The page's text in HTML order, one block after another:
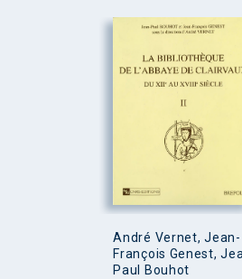
André Vernet, Jean-
François Genest,
Paul Bouhot